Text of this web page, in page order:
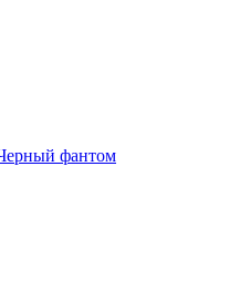
фантом